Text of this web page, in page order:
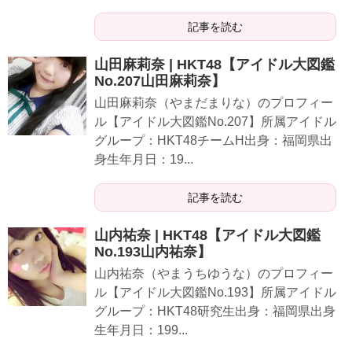
記事を読む
山田麻莉奈 | HKT48【アイドル大図鑑
No.207山田麻莉奈】
山田麻莉奈（やまだまりな）のプロフィー
ル【アイドル大図鑑No.207】所属アイドル
グループ：HKT48チームH出身：福岡県出
身生年月日：19...
記事を読む
山内祐奈 | HKT48【アイドル大図鑑
No.193山内祐奈】
山内祐奈（やまうちゆうな）のプロフィー
ル【アイドル大図鑑No.193】所属アイドル
グループ：HKT48研究生出身：福岡県出身
生年月日：199...